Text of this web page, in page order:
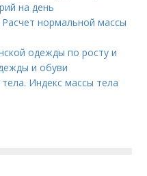
на день
нормальной массы
одежды по росту и
и обуви
Индекс массы тела